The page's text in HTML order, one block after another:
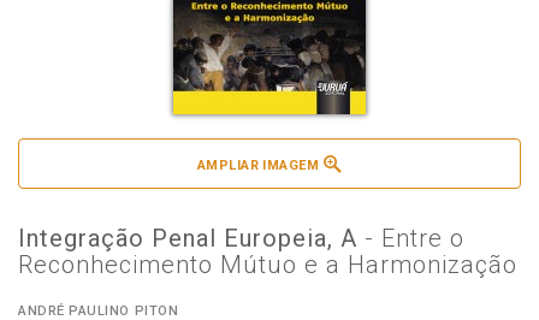
AMPLIAR IMAGEM
Integração Penal Europeia, A - Entre o
Reconhecimento Mútuo e a Harmonização
ANDRÉ PAULINO PITON